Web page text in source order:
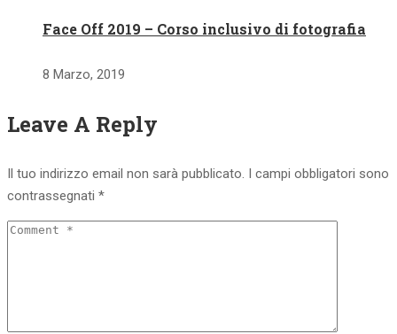
Face Off 2019 – Corso inclusivo di fotografia
8 Marzo, 2019
Leave A Reply
Il tuo indirizzo email non sarà pubblicato. I campi obbligatori sono
contrassegnati *